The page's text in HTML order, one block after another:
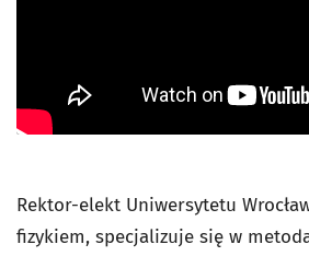
Rektor-elekt Uniwersytetu
fizykiem, specjalizuje się w